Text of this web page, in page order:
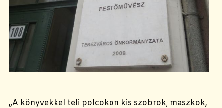
„A könyvekkel teli polcokon kis szobrok, maszkok,